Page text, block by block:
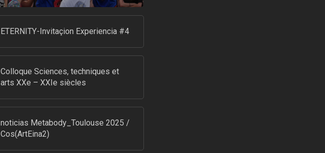
ETERNITY-Invitaçion Experiencia #4
Colloque Sciences, techniques et
arts XXe – XXIe siècles
noticias Metabody_Toulouse 2025 /
Cos(ArtEina2)